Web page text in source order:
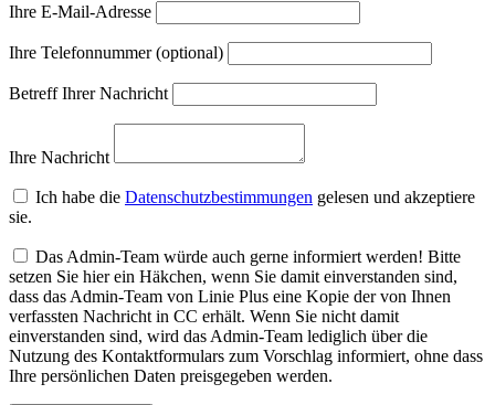
Ihre E-Mail-Adresse
Ihre Telefonnummer (optional)
Betreff Ihrer Nachricht
Ihre Nachricht
Ich habe die Datenschutzbestimmungen gelesen und akzeptiere
sie.
Das Admin-Team würde auch gerne informiert werden! Bitte
setzen Sie hier ein Häkchen, wenn Sie damit einverstanden sind,
dass das Admin-Team von Linie Plus eine Kopie der von Ihnen
verfassten Nachricht in CC erhält. Wenn Sie nicht damit
einverstanden sind, wird das Admin-Team lediglich über die
Nutzung des Kontaktformulars zum Vorschlag informiert, ohne dass
Ihre persönlichen Daten preisgegeben werden.